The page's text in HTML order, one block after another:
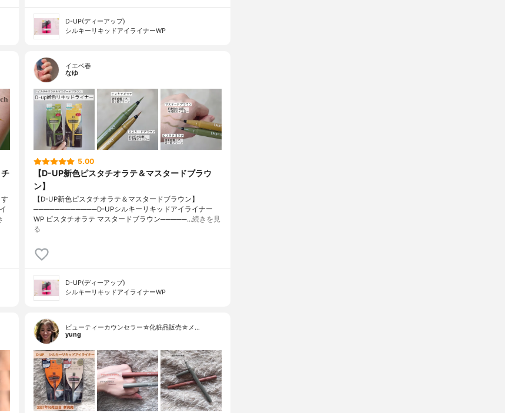
D-UP(ディーアップ)
シルキーリキッドアイライナーWP
イエベ春
なゆ
5.00
【D-UP新色ピスタチオラテ＆マスタードブラウ
ン】
【D-UP新色ピスタチオラテ＆マスタードブラウン】
────────────D-UPシルキーリキッドアイライナー
WP ピスタチオラテ マスタードブラウン─────…続きを見
る
D-UP(ディーアップ)
シルキーリキッドアイライナーWP
ビューティーカウンセラー☆化粧品販売☆メ…
yung